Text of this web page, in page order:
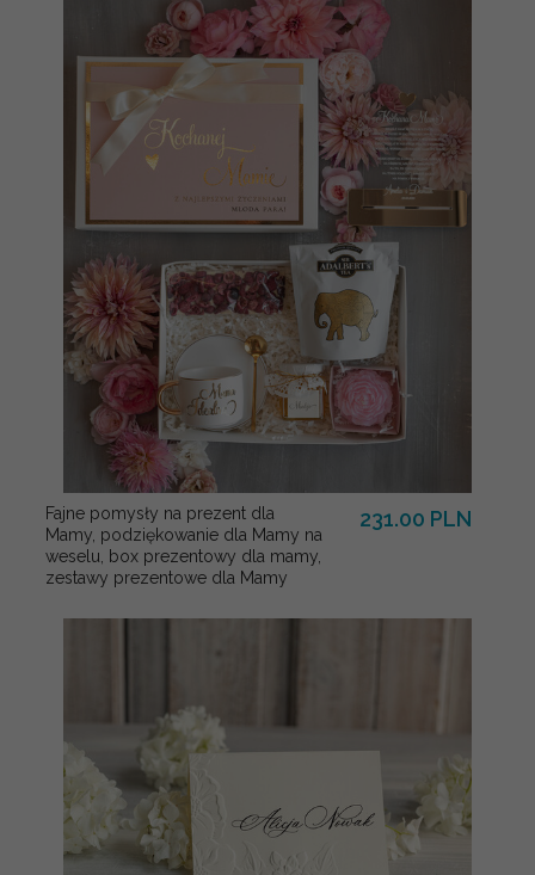
Fajne pomysły na prezent dla
Mamy, podziękowanie dla Mamy na
weselu, box prezentowy dla mamy,
zestawy prezentowe dla Mamy
231.00 PLN